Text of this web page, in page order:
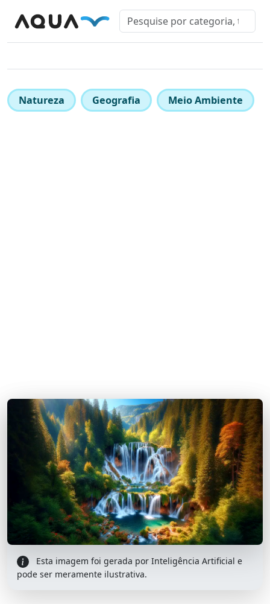
Natureza Geografia Meio Ambiente
Esta imagem foi gerada por Inteligência Artificial e
pode ser meramente ilustrativa.